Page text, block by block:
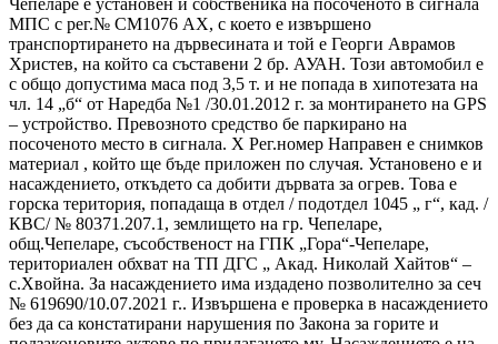
Чепеларе е установен и собственика на посоченото в сигнала
МПС с рег.№ СМ1076 АХ, с което е извършено
транспортирането на дървесината и той е Георги Аврамов
Христев, на който са съставени 2 бр. АУАН. Този автомобил е
с общо допустима маса под 3,5 т. и не попада в хипотезата на
чл. 14 „б“ от Наредба №1 /30.01.2012 г. за монтирането на GPS
– устройство. Превозното средство бе паркирано на
посоченото место в сигнала. X Рег.номер Направен е снимков
материал , който ще бъде приложен по случая. Установено е и
насаждението, откъдето са добити дървата за огрев. Това е
горска територия, попадаща в отдел / подотдел 1045 „ г“, кад. /
КВС/ № 80371.207.1, землището на гр. Чепеларе,
общ.Чепеларе, съсобственост на ГПК „Гора“-Чепеларе,
териториален обхват на ТП ДГС „ Акад. Николай Хайтов“ –
с.Хвойна. За насаждението има издадено позволително за сеч
№ 619690/10.07.2021 г.. Извършена е проверка в насаждението
без да са констатирани нарушения по Закона за горите и